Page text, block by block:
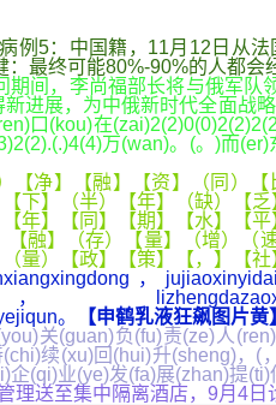
：中国籍，11月12日从法
最终可能80%-90%的人都会
，李尚福部长将与俄军队
新进展，为中俄新时代全
口(kou)在
万(wan)。(。)而
净】【融】【资】（同）
下】（半）【年】（缺）【
年】【同】【期】【水】【
融】（存）【量】（增）
量）【政】【策】【，】【
，
。
【申鹤乳液狂飙图片黄
(guan)负(fu)责(ze)人(ren)
续(xu)回(hui)升(sheng)
(qi)业(ye)发(fa)展(zhan)提
至集中隔离酒店，9月4日